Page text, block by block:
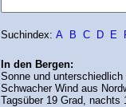
Suchindex: A B C D E
In den Bergen:
Sonne und
Schwacher Wind aus
Tagsüber 19 Grad, nachts